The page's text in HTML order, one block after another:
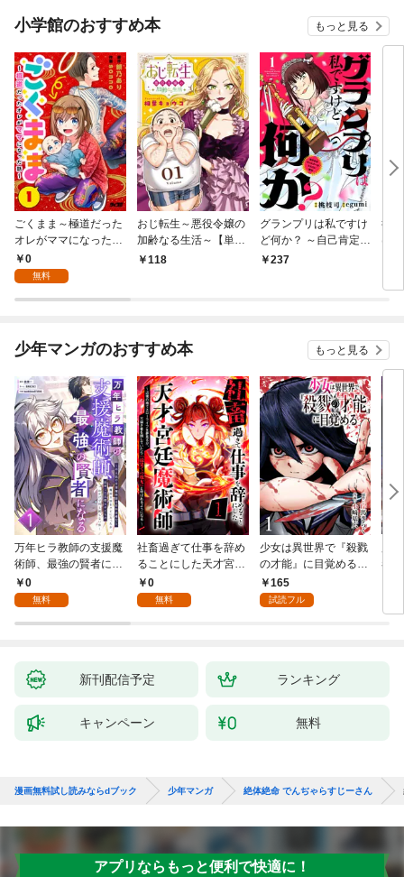
小学館のおすすめ本 もっと見る
ごくまま～極道だった
オレがママになった話
～【単話】（１）
0
無料
おじ転生～悪役令嬢の
加齢なる生活～【単
話】（１）
118
グランプリは私ですけ
ど何か？ ～自己肯定モ
ンスターのミスコン無
237
後
は
少年マンガのおすすめ本 もっと見る
万年ヒラ教師の支援魔
術師、最強の賢者にな
る～不人気の支援魔術
師は給料泥棒だと魔術
が、出世した元教え子
0
無料
社畜過ぎて仕事を辞め
ることにした天才宮廷
魔術師～辺境の地でス
ローライフを夢見る
0
無料
少女は異世界で『殺戮
の才能』に目覚める
(話売り) #1
165
試読フル
者
新刊配信予定 ランキング
キャンペーン 無料
漫画無料試し読みならdブック 少年マンガ 絶体絶命 でんぢゃらすじーさん
アプリならもっと便利で快適に！